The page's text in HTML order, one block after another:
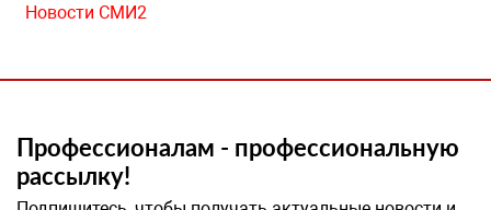
Новости СМИ2
Профессионалам - профессиональную
рассылку!